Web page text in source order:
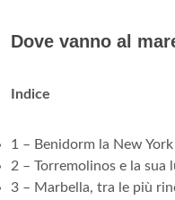
Dove vanno al
Indice
1 – Benidorm la New York
2 – Torremolinos e la sua
3 – Marbella, tra le più